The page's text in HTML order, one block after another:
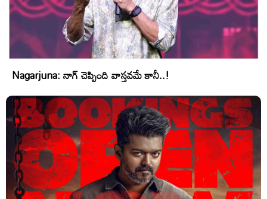
Nagarjuna: నాగ్ చెప్పింది వాస్తవమే కానీ..!